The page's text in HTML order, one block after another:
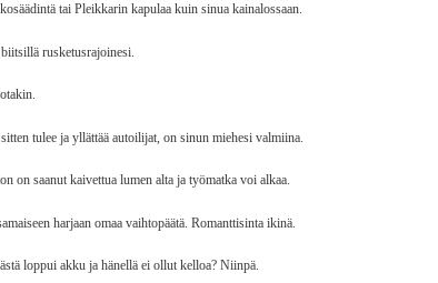
tai Pleikkarin kapulaa kuin sinua kainalossaan.
rusketusrajoinesi.
tulee ja yllättää autoilijat, on sinun miehesi valmiina.
on saanut kaivettua lumen alta ja työmatka voi alkaa.
harjaan omaa vaihtopäätä. Romanttisinta ikinä.
loppui akku ja hänellä ei ollut kelloa? Niinpä.